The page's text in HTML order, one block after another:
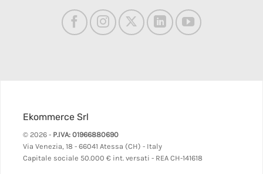
Ekommerce Srl
© 2026 - P.IVA: 01966880690
Via Venezia, 18 - 66041 Atessa (CH) - Italy
Capitale sociale 50.000 € int. versati - REA CH-141618